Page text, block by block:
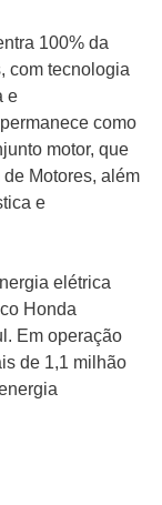
100% da
com tecnologia
e
como
motor, que
Motores, além
e
elétrica
Honda
Em operação
de 1,1 milhão